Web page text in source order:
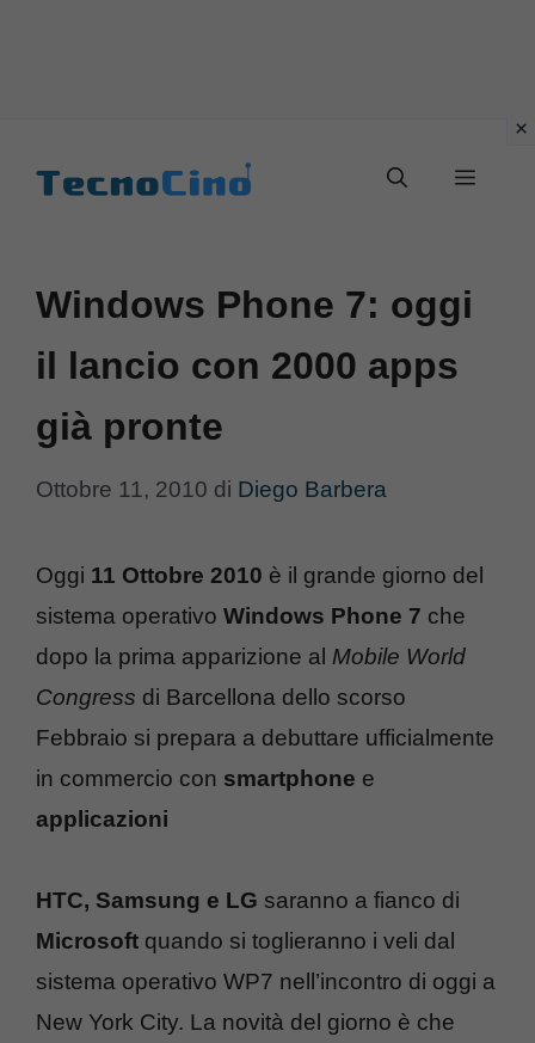
Menu
Windows Phone 7: oggi
il lancio con 2000 apps
già pronte
Ottobre 11, 2010 di Diego Barbera
Oggi 11 Ottobre 2010 è il grande giorno del
sistema operativo Windows Phone 7 che
dopo la prima apparizione al Mobile World
Congress di Barcellona dello scorso
Febbraio si prepara a debuttare ufficialmente
in commercio con smartphone e
applicazioni
HTC, Samsung e LG saranno a fianco di
Microsoft quando si toglieranno i veli dal
sistema operativo WP7 nell’incontro di oggi a
New York City. La novità del giorno è che